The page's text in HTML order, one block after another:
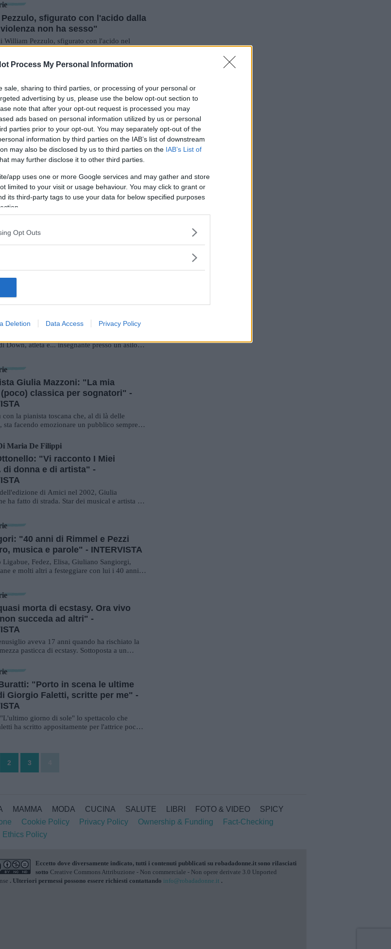
Process My Personal Information
sale, sharing to third parties, or processing of your personal or
advertising by us, please use the below opt-out section to
note that after your opt-out request is processed you may
ads based on personal information utilized by us or personal
parties prior to your opt-out. You may separately opt-out of the
information by third parties on the IAB’s list of downstream
may also be disclosed by us to third parties on the IAB’s List of
may further disclose it to other third parties.
app uses one or more Google services and may gather and store
limited to your visit or usage behaviour. You may click to grant or
its third-party tags to use your data for below specified purposes
Opt Outs
Deletion Data Access Privacy Policy
sfigurato con l'acido dalla
non ha sesso"
William Pezzulo, sfigurato con l'acido nel
ex fidanzata, getta nuova luce sul tema della
"Ecco come da
incinta sono diventata
e scrittrice"
Chiara Cecilia Santamaria, blogger di
lettura consigliata a chi ancora non
momenti di crisi possano essere ...
siamo più di un'etichetta"
è uno dei blog definiti "curvy" più amati e
non sentirete mai sostenere a Iris che "con le
o la "rivol...
stesse possibilità di comunicazione televisiva
in tv 24 ore su 24. Questa iniziativa di
vostra": il...
all'Asilo" - INTERVISTA
Down, atleta e... insegnante presso un asilo. Il
Giulia Mazzoni: "La mia
classica per sognatori" -
con la pianista toscana che, al di là delle
sta facendo emozionare un pubblico sempre
Maria De Filippi
"Vi racconto I Miei
di donna e di artista" -
di Amici nel 2002, Giulia
ha fatto di strada. Star dei musical e artista a
"40 anni di Rimmel e Pezzi
musica e parole" - INTERVISTA
Ligabue, Fedez, Elisa, Giuliano Sangiorgi,
e molti altri a festeggiare con lui i 40 anni
morta di ecstasy. Ora vivo
succeda ad altri" -
aveva 17 anni quando ha rischiato la
pasticca di ecstasy. Sottoposta a un
"Porto in scena le ultime
Giorgio Faletti, scritte per me" -
giorno di sole" lo spettacolo che
ha scritto appositamente per l'attrice pochi
2 3
MAMMA MODA CUCINA SALUTE LIBRI FOTO & VIDEO
SPICY
Cookie Policy Privacy Policy Ownership & Funding
Fact-Checking
Ethics Policy
Eccetto dove diversamente indicato, tutti i contenuti pubblicati su robadadonne.it sono rilasciati
sotto Creative Commons Attribuzione - Non commerciale - Non opere derivate 3.0 Unported
. Ulteriori permessi possono essere richiesti contattando info@robadadonne.it .